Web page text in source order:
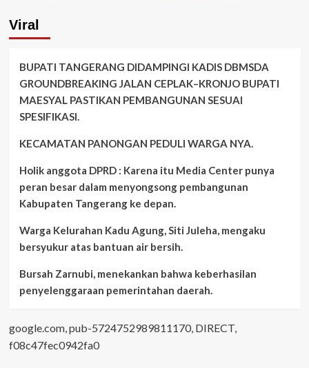
Viral
BUPATI TANGERANG DIDAMPINGI KADIS DBMSDA
GROUNDBREAKING JALAN CEPLAK–KRONJO BUPATI
MAESYAL PASTIKAN PEMBANGUNAN SESUAI
SPESIFIKASI.
KECAMATAN PANONGAN PEDULI WARGA NYA.
Holik anggota DPRD : Karena itu Media Center punya
peran besar dalam menyongsong pembangunan
Kabupaten Tangerang ke depan.
Warga Kelurahan Kadu Agung, Siti Juleha, mengaku
bersyukur atas bantuan air bersih.
Bursah Zarnubi, menekankan bahwa keberhasilan
penyelenggaraan pemerintahan daerah.
google.com, pub-5724752989811170, DIRECT,
f08c47fec0942fa0